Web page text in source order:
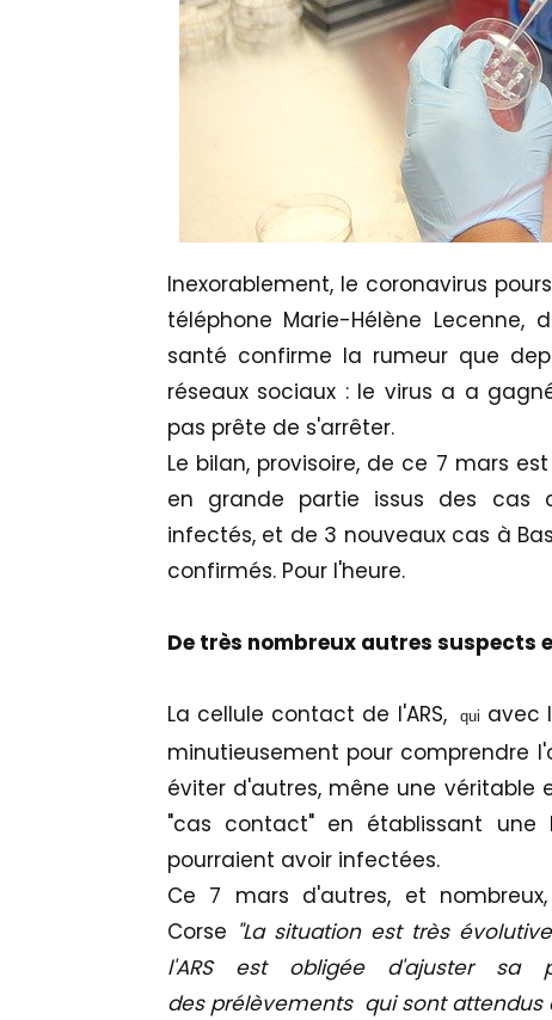
Inexorablement, le coronavirus
téléphone Marie-Hélène
santé confirme la rumeur que
réseaux sociaux : le virus a a
pas prête de s'arrêter.
Le bilan, provisoire, de ce 7 mars
en grande partie issus des cas
infectés, et de 3 nouveaux cas à
confirmés. Pour l'heure.
De très nombreux autres suspects
La cellule contact de l'ARS, qui avec
minutieusement pour comprendre
éviter d'autres, mêne une véritable
"cas contact" en établissant une
pourraient avoir infectées.
Ce 7 mars d'autres, et
Corse "La situation est très évolutive
l'ARS est obligée d'ajuster sa
des prélèvements qui sont attendus